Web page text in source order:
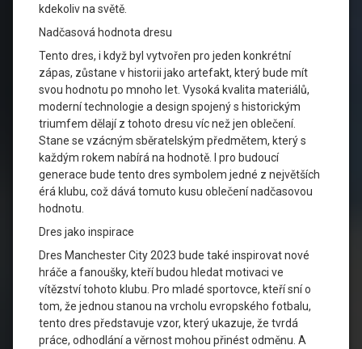
kdekoliv na světě.
Nadčasová hodnota dresu
Tento dres, i když byl vytvořen pro jeden konkrétní
zápas, zůstane v historii jako artefakt, který bude mít
svou hodnotu po mnoho let. Vysoká kvalita materiálů,
moderní technologie a design spojený s historickým
triumfem dělají z tohoto dresu víc než jen oblečení.
Stane se vzácným sběratelským předmětem, který s
každým rokem nabírá na hodnotě. I pro budoucí
generace bude tento dres symbolem jedné z největších
érá klubu, což dává tomuto kusu oblečení nadčasovou
hodnotu.
Dres jako inspirace
Dres Manchester City 2023 bude také inspirovat nové
hráče a fanoušky, kteří budou hledat motivaci ve
vítězství tohoto klubu. Pro mladé sportovce, kteří sní o
tom, že jednou stanou na vrcholu evropského fotbalu,
tento dres představuje vzor, který ukazuje, že tvrdá
práce, odhodlání a věrnost mohou přinést odměnu. A